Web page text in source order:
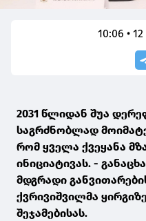
10:06 •
2031 წლიდან შუა
საგრძნობლად
რომ ყველა ქვეყანა
ინიციატივას. -
მდგრადი
ქვრივიშვილმა
შეჯამებისას.